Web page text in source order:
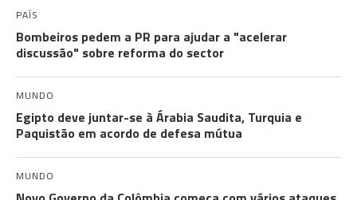
PAÍS
Bombeiros pedem a PR para ajudar a "acelerar
discussão" sobre reforma do sector
MUNDO
Egipto deve juntar-se à Árabia Saudita, Turquia e
Paquistão em acordo de defesa mútua
MUNDO